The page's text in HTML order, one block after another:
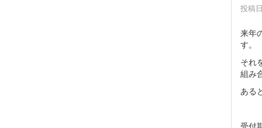
投稿
来年
す。
それ
組み
ある
受付